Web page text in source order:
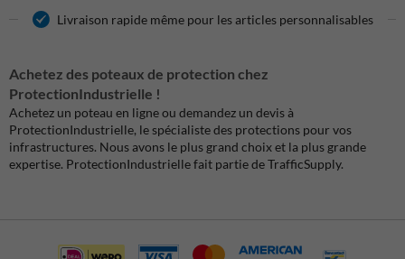
Livraison rapide même pour les articles personnalisables
Achetez des poteaux de protection chez
ProtectionIndustrielle !
Achetez un poteau en ligne ou demandez un devis à
ProtectionIndustrielle, le spécialiste des protections pour vos
infrastructures. Nous avons le plus grand choix et la plus grande
expertise. ProtectionIndustrielle fait partie de TrafficSupply.